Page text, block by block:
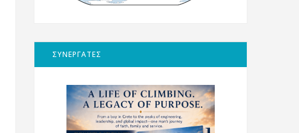
ΣΥΝΕΡΓΑΤΕΣ